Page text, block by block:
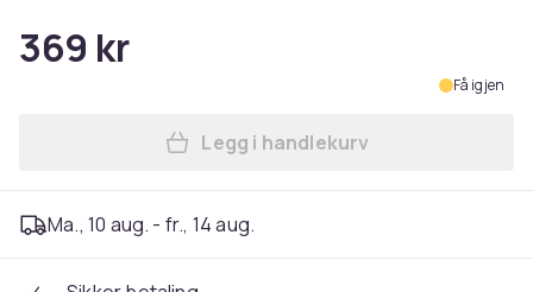
369 kr
Få igjen
Legg Elsparkesykkel
Legg i handlekurv
Ma., 10 aug. - fr., 14 aug.